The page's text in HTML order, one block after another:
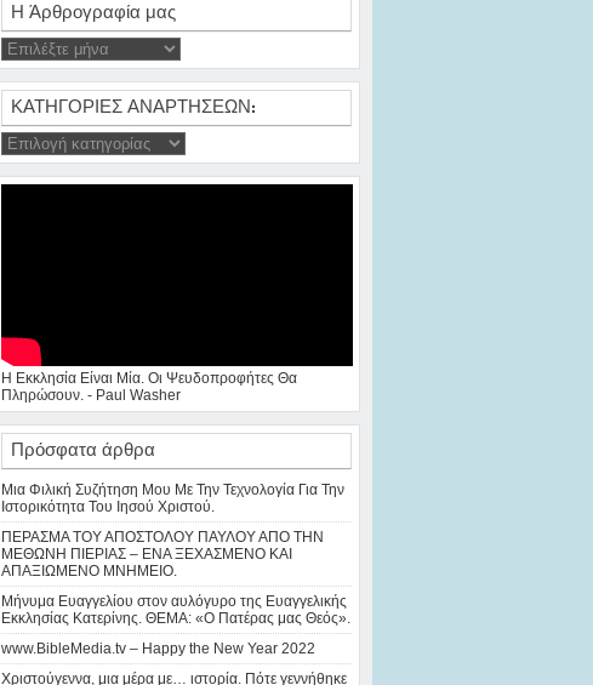
Η Άρθρογραφία μας
ΚΑΤΗΓΟΡΙΕΣ ΑΝΑΡΤΗΣΕΩΝ:
Η Εκκλησία Είναι Μία. Οι Ψευδοπροφήτες Θα
Πληρώσουν. - Paul Washer
Πρόσφατα άρθρα
Μια Φιλική Συζήτηση Μου Με Την Τεχνολογία Για Την
Ιστορικότητα Του Ιησού Χριστού.
ΠΕΡΑΣΜΑ ΤΟΥ ΑΠΟΣΤΟΛΟΥ ΠΑΥΛΟΥ ΑΠΟ ΤΗΝ
ΜΕΘΩΝΗ ΠΙΕΡΙΑΣ – ΕΝΑ ΞΕΧΑΣΜΕΝΟ ΚΑΙ
ΑΠΑΞΙΩΜΕΝΟ ΜΝΗΜΕΙΟ.
Μήνυμα Ευαγγελίου στον αυλόγυρο της Ευαγγελικής
Εκκλησίας Κατερίνης. ΘΕΜΑ: «Ο Πατέρας μας Θεός».
www.BibleMedia.tv – Happy the New Year 2022
Χριστούγεννα, μια μέρα με… ιστορία. Πότε γεννήθηκε